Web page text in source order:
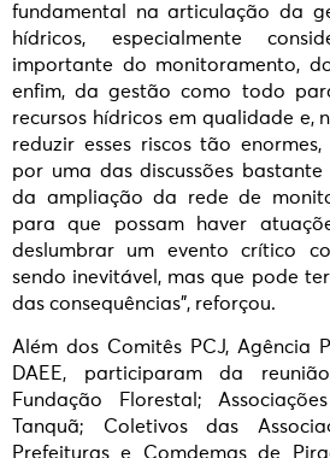
fundamental na articulação da
hídricos, especialmente
importante do monitoramento,
enfim, da gestão como todo
recursos hídricos em qualidade e,
reduzir esses riscos tão
por uma das discussões
da ampliação da rede de
para que possam haver
deslumbrar um evento crítico
sendo inevitável, mas que pode
das consequências”, reforçou.
Além dos Comitês PCJ, Agência
DAEE, participaram da
Fundação Florestal;
Tanquã; Coletivos das
Prefeituras e Comdemas de